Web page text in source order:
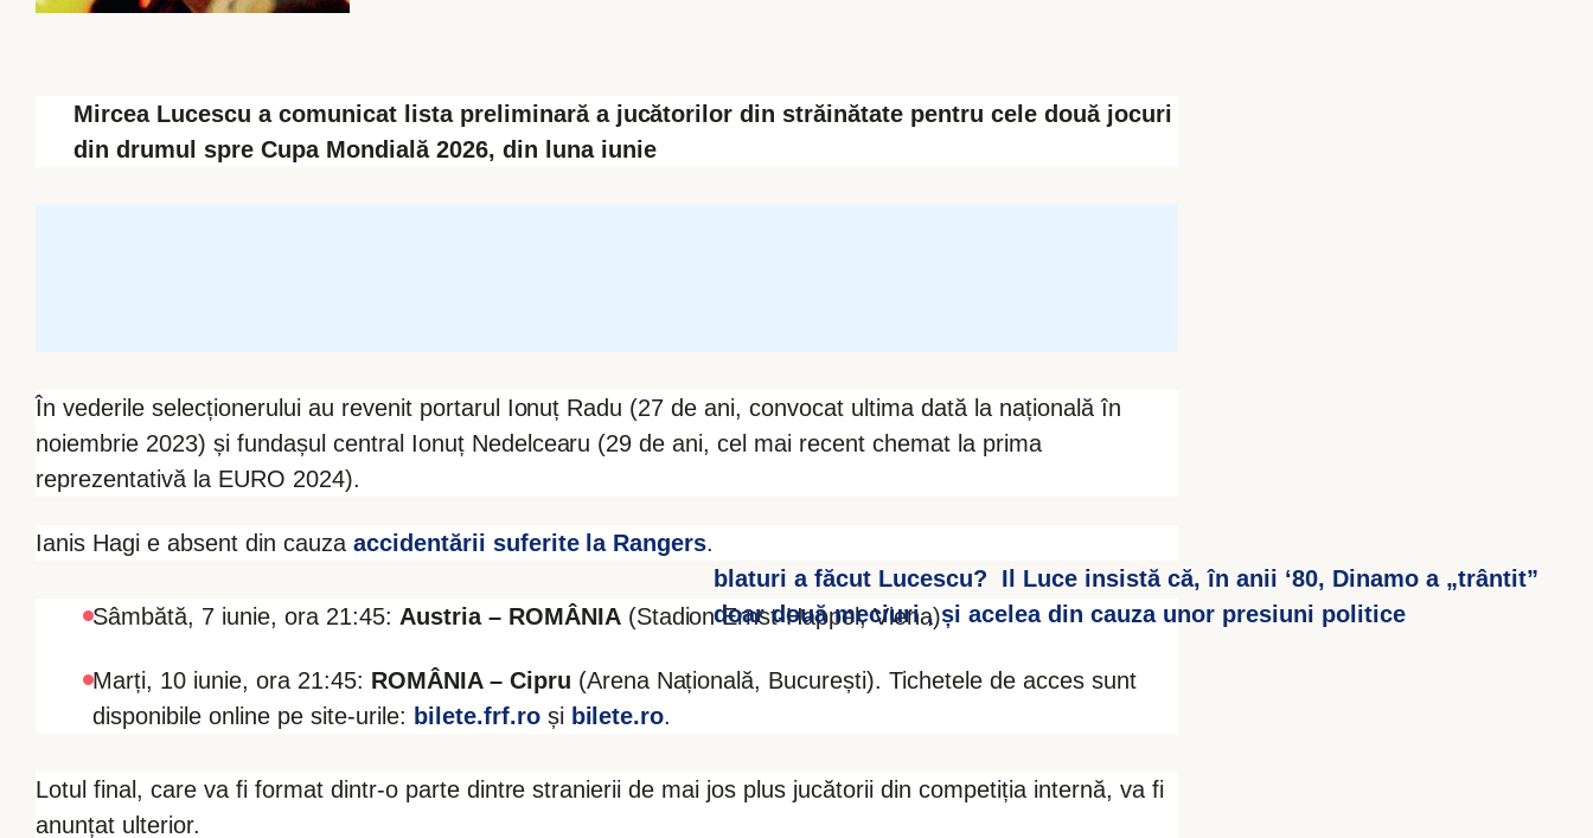
Mircea Lucescu a comunicat lista preliminară a jucătorilor din străinătate pentru cele două jocuri
din drumul spre Cupa Mondială 2026, din luna iunie
În vederile selecționerului au revenit portarul Ionuț Radu (27 de ani, convocat ultima dată la națională în
noiembrie 2023) și fundașul central Ionuț Nedelcearu (29 de ani, cel mai recent chemat la prima
reprezentativă la EURO 2024).
Ianis Hagi e absent din cauza accidentării suferite la Rangers.
blaturi a făcut Lucescu? Il Luce insistă că, în anii ‘80, Dinamo a „trântit”
doar două meciuri , și acelea din cauza unor presiuni politice
Sâmbătă, 7 iunie, ora 21:45: Austria – ROMÂNIA(Stadion Ernst-Happel, Viena)
Marți, 10 iunie, ora 21:45: ROMÂNIA – Cipru (Arena Națională, București). Tichetele de acces sunt
disponibile online pe site-urile: bilete.frf.roși bilete.ro.
Lotul final, care va fi format dintr-o parte dintre stranierii de mai jos plus jucătorii din competiția internă, va fi
anunțat ulterior.